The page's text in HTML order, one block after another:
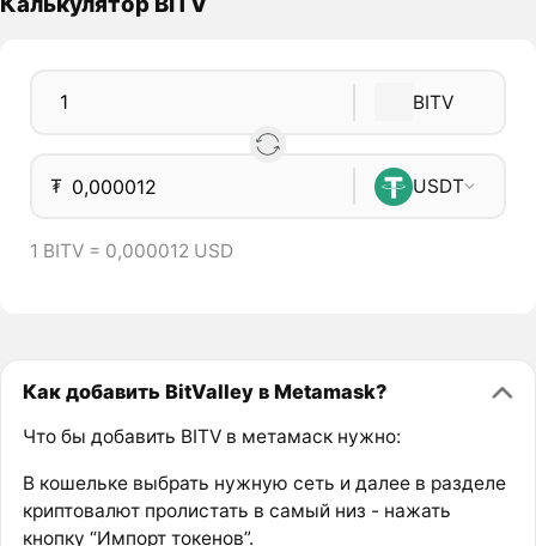
BITV
₮ USDT
1 BITV = 0,000012 USD
Как добавить BitValley в Metamask?
Что бы добавить BITV в метамаск нужно:
В кошельке выбрать нужную сеть и далее в разделе
криптовалют пролистать в самый низ - нажать
кнопку “Импорт токенов”.